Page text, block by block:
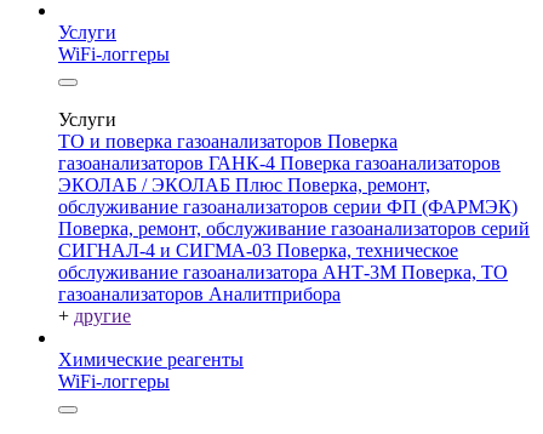
Услуги
WiFi-логгеры
Услуги
ТО и поверка газоанализаторов Поверка
газоанализаторов ГАНК-4 Поверка газоанализаторов
ЭКОЛАБ / ЭКОЛАБ Плюс Поверка, ремонт,
обслуживание газоанализаторов серии ФП (ФАРМЭК)
Поверка, ремонт, обслуживание газоанализаторов серий
СИГНАЛ-4 и СИГМА-03 Поверка, техническое
обслуживание газоанализатора АНТ-3М Поверка, ТО
газоанализаторов Аналитприбора
+ другие
Химические реагенты
WiFi-логгеры